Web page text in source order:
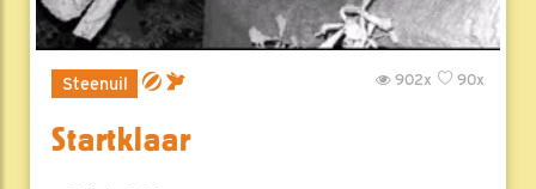
Steenuil 90x
902x
Startklaar